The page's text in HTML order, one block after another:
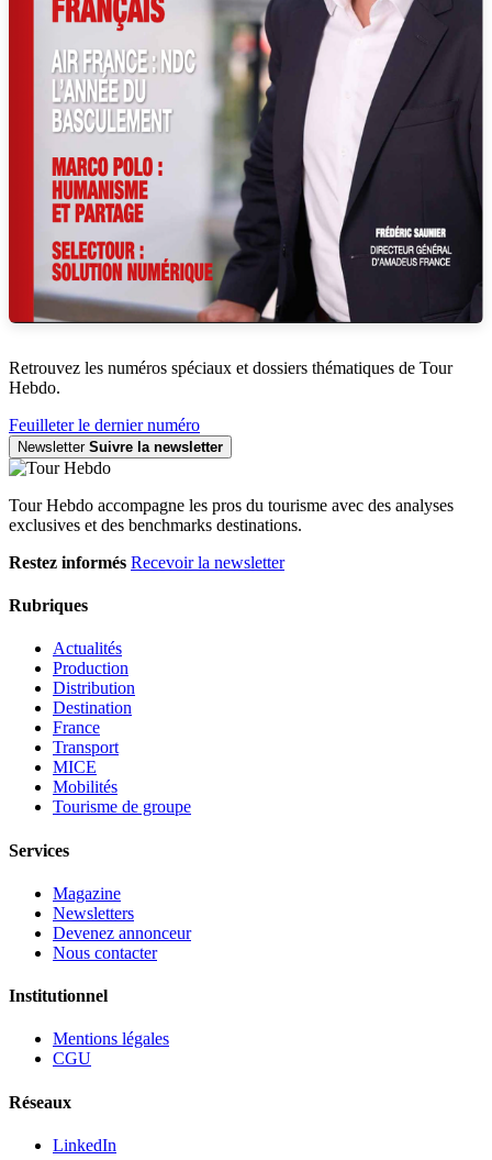
Retrouvez les numéros spéciaux et dossiers thématiques de Tour
Hebdo.
Feuilleter le dernier numéro
Newsletter Suivre la newsletter
Tour Hebdo accompagne les pros du tourisme avec des analyses
exclusives et des benchmarks destinations.
Restez informés Recevoir la newsletter
Rubriques
Actualités
Production
Distribution
Destination
France
Transport
MICE
Mobilités
Tourisme de groupe
Services
Magazine
Newsletters
Devenez annonceur
Nous contacter
Institutionnel
Mentions légales
CGU
Réseaux
LinkedIn